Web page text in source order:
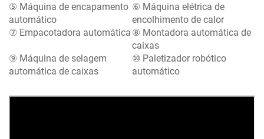
⑤ Máquina de encapamento
automático
⑥ Máquina elétrica de
encolhimento de calor
⑦ Empacotadora automática ⑧ Montadora automática de
caixas
⑨ Máquina de selagem
automática de caixas
⑩ Paletizador robótico
automático